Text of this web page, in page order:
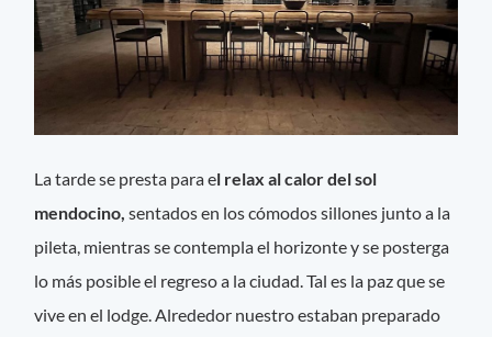
La tarde se presta para el relax al calor del sol
mendocino,sentados en los cómodos sillones junto a la
pileta, mientras se contempla el horizonte y se posterga
lo más posible el regreso a la ciudad. Tal es la paz que se
vive en el lodge. Alrededor nuestro estaban preparado